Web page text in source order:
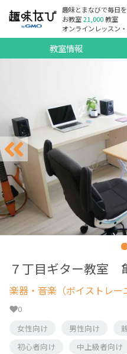
趣味とまなびで毎日
お教室21,000教室
オンラインレッスン
教室情報
７丁目ギター教室
楽器・音楽（ボイストレー
0
女性向け
男性向け
初心者向け
中上級者向け